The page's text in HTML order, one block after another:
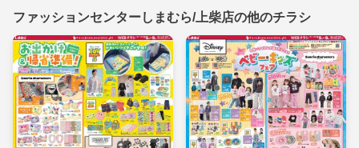
ファッションセンターしまむら/上柴店の他のチラシ